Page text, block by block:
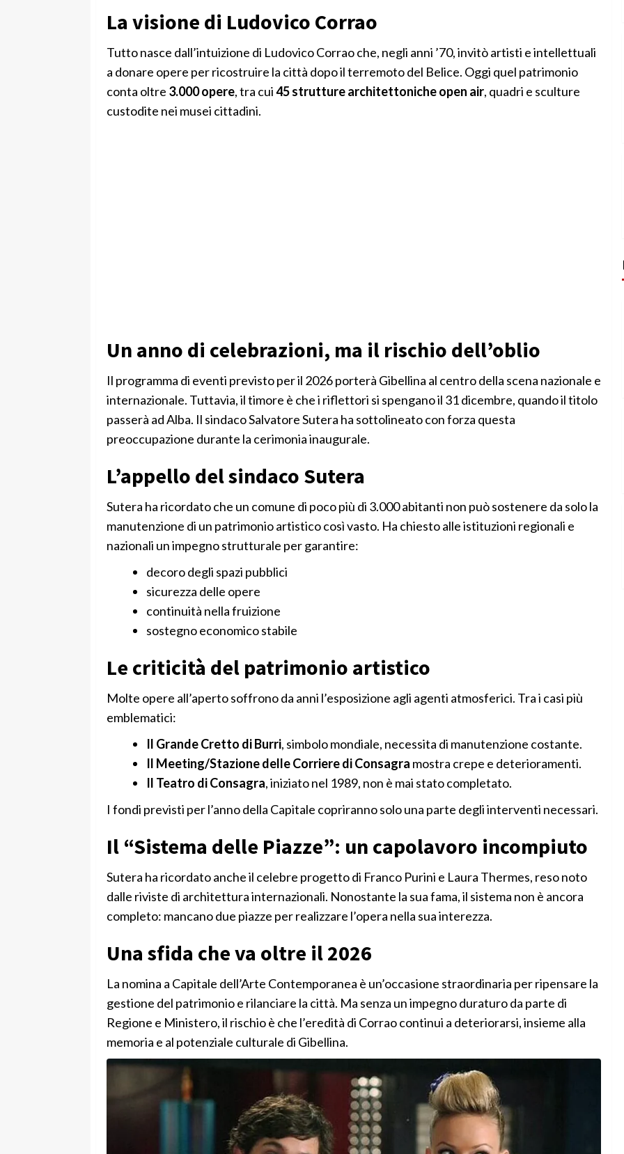
La visione di Ludovico Corrao
Tutto nasce dall’intuizione di Ludovico Corrao che, negli anni ’70, invitò artisti e intellettuali
a donare opere per ricostruire la città dopo il terremoto del Belice. Oggi quel patrimonio
conta oltre 3.000 opere, tra cui45 strutture architettoniche open air, quadri e sculture
custodite nei musei cittadini.
Un anno di celebrazioni, ma il rischio dell’oblio
Il programma di eventi previsto per il 2026 porterà Gibellina al centro della scena nazionale e
internazionale. Tuttavia, il timore è che i riflettori si spengano il 31 dicembre, quando il titolo
passerà ad Alba. Il sindaco Salvatore Sutera ha sottolineato con forza questa
preoccupazione durante la cerimonia inaugurale.
L’appello del sindaco Sutera
Sutera ha ricordato che un comune di poco più di 3.000 abitanti non può sostenere da solo la
manutenzione di un patrimonio artistico così vasto. Ha chiesto alle istituzioni regionali e
nazionali un impegno strutturale per garantire:
decoro degli spazi pubblici
sicurezza delle opere
continuità nella fruizione
sostegno economico stabile
Le criticità del patrimonio artistico
Molte opere all’aperto soffrono da anni l’esposizione agli agenti atmosferici. Tra i casi più
emblematici:
Il Grande Cretto di Burri, simbolo mondiale, necessita di manutenzione costante.
Il Meeting/Stazione delle Corriere di Consagra mostra crepe e deterioramenti.
Il Teatro di Consagra, iniziato nel 1989, non è mai stato completato.
I fondi previsti per l’anno della Capitale copriranno solo una parte degli interventi necessari.
Il “Sistema delle Piazze”: un capolavoro incompiuto
Sutera ha ricordato anche il celebre progetto di Franco Purini e Laura Thermes, reso noto
dalle riviste di architettura internazionali. Nonostante la sua fama, il sistema non è ancora
completo: mancano due piazze per realizzare l’opera nella sua interezza.
Una sfida che va oltre il 2026
La nomina a Capitale dell’Arte Contemporanea è un’occasione straordinaria per ripensare la
gestione del patrimonio e rilanciare la città. Ma senza un impegno duraturo da parte di
Regione e Ministero, il rischio è che l’eredità di Corrao continui a deteriorarsi, insieme alla
memoria e al potenziale culturale di Gibellina.